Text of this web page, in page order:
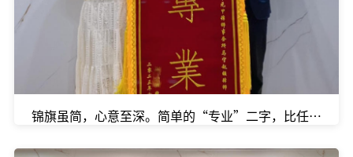
锦旗虽简，心意至深。简单的“专业”二字，比任何华丽